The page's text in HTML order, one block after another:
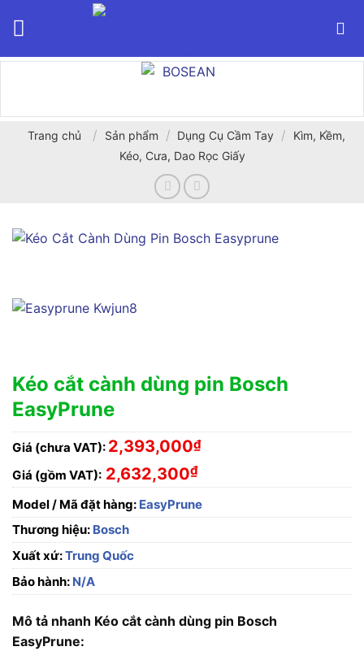
Trang chủ / Sản phẩm / Dụng Cụ Cầm Tay /
Kìm, Kềm,
Kéo, Cưa, Dao Rọc Giấy
Kéo cắt cành dùng pin Bosch
EasyPrune
Giá (chưa VAT): 2,393,000₫
Giá (gồm VAT): 2,632,300₫
Model / Mã đặt hàng: EasyPrune
Thương hiệu: Bosch
Xuất xứ:Trung Quốc
Bảo hành: N/A
Mô tả nhanh Kéo cắt cành dùng pin Bosch
EasyPrune: